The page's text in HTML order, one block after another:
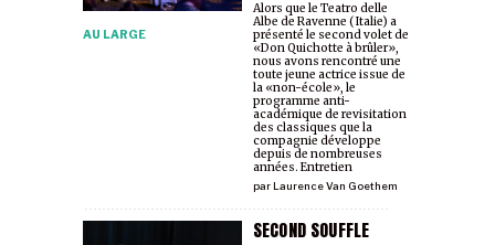
AU LARGE
par Laurence Van Goethem
Alors que le Teatro delle
Albe de Ravenne (Italie) a
présenté le second volet de
«Don Quichotte à brûler»,
nous avons rencontré une
toute jeune actrice issue de
la «non-école», le
programme anti-
académique de revisitation
des classiques que la
compagnie développe
depuis de nombreuses
années. Entretien
SECOND SOUFFLE